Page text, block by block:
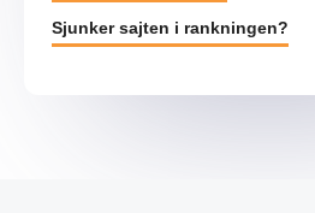
Sjunker sajten i rankningen?